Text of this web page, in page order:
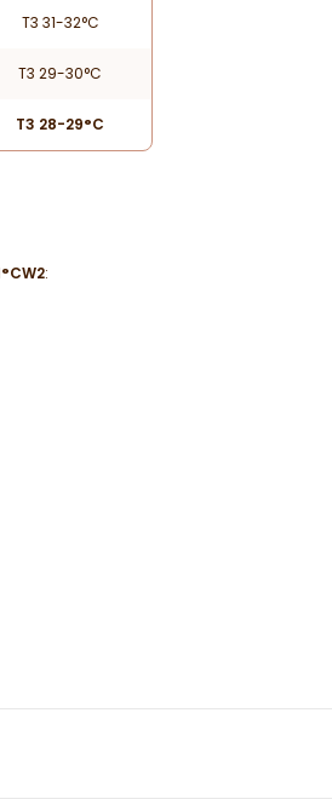
T3 31-32°C
T3 29-30°C
T3 28-29°C
: